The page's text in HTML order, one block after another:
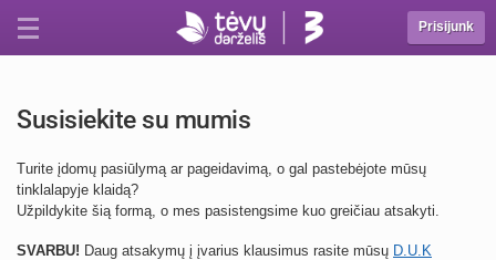
Prisijunk
Susisiekite su mumis
Turite įdomų pasiūlymą ar pageidavimą, o gal pastebėjote mūsų
tinklalapyje klaidą?
Užpildykite šią formą, o mes pasistengsime kuo greičiau atsakyti.
SVARBU! Daug atsakymų į įvarius klausimus rasite mūsų D.U.K